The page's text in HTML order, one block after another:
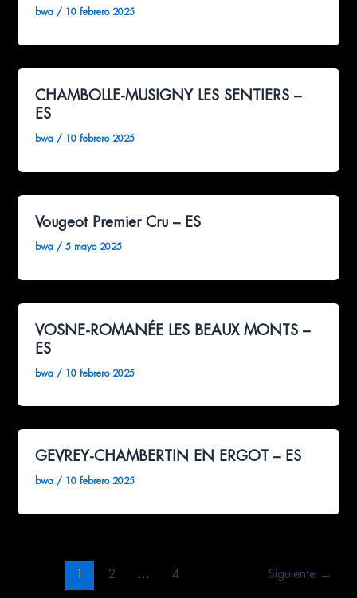
bwa / 10 febrero 2025
CHAMBOLLE-MUSIGNY LES SENTIERS –
ES
bwa / 10 febrero 2025
Vougeot Premier Cru – ES
bwa /5 mayo 2025
VOSNE-ROMANÉE LES BEAUX MONTS –
ES
bwa / 10 febrero 2025
GEVREY-CHAMBERTIN EN ERGOT – ES
bwa / 10 febrero 2025
1 2 … 4 Siguiente →